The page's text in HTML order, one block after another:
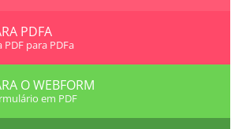
PDFA
para PDFa
O WEBFORM
em PDF